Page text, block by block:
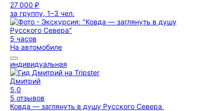
27 000 ₽
за группу, 1–3 чел.
5 часов
На автомобиле
индивидуальная
Дмитрий
5,0
5 отзывов
Ковда — заглянуть в душу Русского Севера